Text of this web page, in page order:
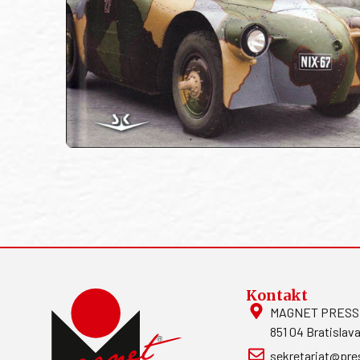
Kontakt
MAGNET
851 04